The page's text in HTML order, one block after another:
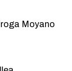
Moyano